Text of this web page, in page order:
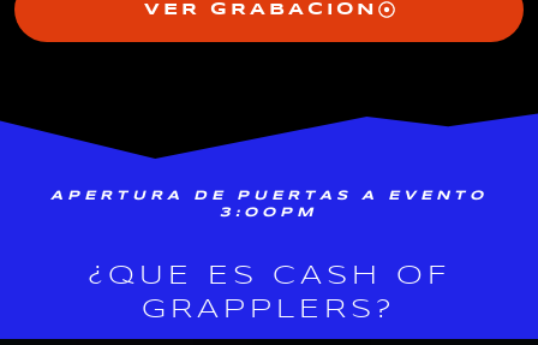
VER GRABACION
APERTURA DE PUERTAS A EVENTO
3:OOPM
¿QUE ES CASH OF
GRAPPLERS?